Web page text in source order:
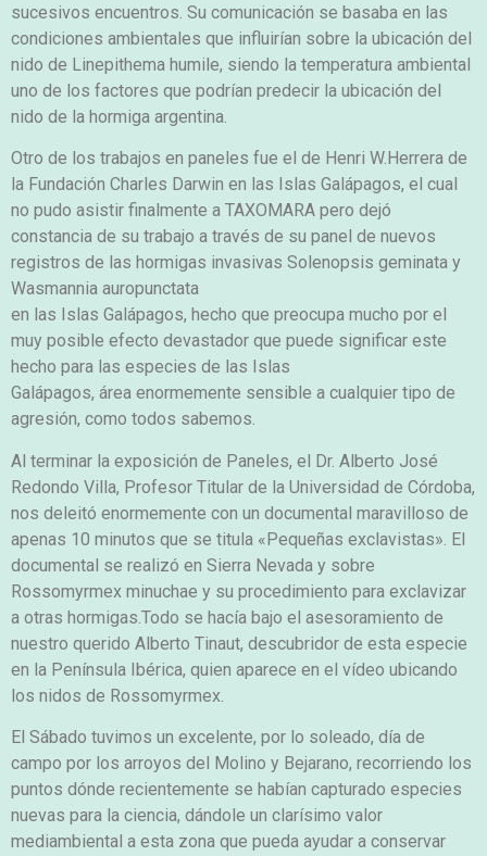
sucesivos encuentros. Su comunicación se basaba en las
condiciones ambientales que influirían sobre la ubicación del
nido de Linepithema humile, siendo la temperatura ambiental
uno de los factores que podrían predecir la ubicación del
nido de la hormiga argentina.
Otro de los trabajos en paneles fue el de Henri W.Herrera de
la Fundación Charles Darwin en las Islas Galápagos, el cual
no pudo asistir finalmente a TAXOMARA pero dejó
constancia de su trabajo a través de su panel de nuevos
registros de las hormigas invasivas Solenopsis geminata y
Wasmannia auropunctata
en las Islas Galápagos, hecho que preocupa mucho por el
muy posible efecto devastador que puede significar este
hecho para las especies de las Islas
Galápagos, área enormemente sensible a cualquier tipo de
agresión, como todos sabemos.
Al terminar la exposición de Paneles, el Dr. Alberto José
Redondo Villa, Profesor Titular de la Universidad de Córdoba,
nos deleitó enormemente con un documental maravilloso de
apenas 10 minutos que se titula «Pequeñas exclavistas». El
documental se realizó en Sierra Nevada y sobre
Rossomyrmex minuchae y su procedimiento para exclavizar
a otras hormigas.Todo se hacía bajo el asesoramiento de
nuestro querido Alberto Tinaut, descubridor de esta especie
en la Península Ibérica, quien aparece en el vídeo ubicando
los nidos de Rossomyrmex.
El Sábado tuvimos un excelente, por lo soleado, día de
campo por los arroyos del Molino y Bejarano, recorriendo los
puntos dónde recientemente se habían capturado especies
nuevas para la ciencia, dándole un clarísimo valor
mediambiental a esta zona que pueda ayudar a conservar